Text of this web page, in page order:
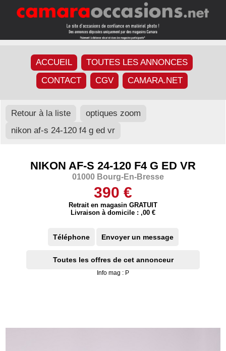
ACCUEIL
TOUTES LES ANNONCES
CONTACT
CGV CAMARA.NET
Retour à la liste
optiques zoom
nikon af-s 24-120 f4 g ed vr
NIKON AF-S 24-120 F4 G ED VR
01000 Bourg-En-Bresse
390 €
Retrait en magasin GRATUIT
Livraison à domicile : ,00 €
Téléphone Envoyer un message
Toutes les offres de cet annonceur
Info mag : P